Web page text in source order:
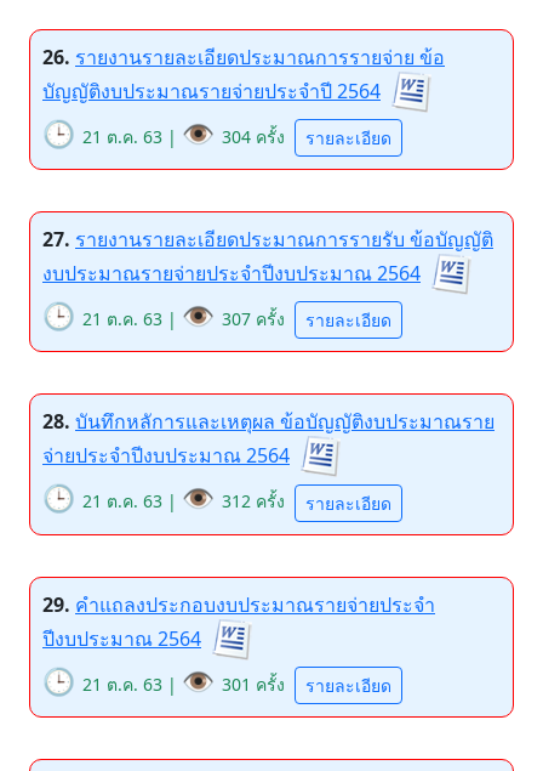
26. รายงานรายละเอียดประมาณการรายจ่าย ข้อ
บัญญัติงบประมาณรายจ่ายประจำปี 2564
🕒 21 ต.ค. 63 | 👁️ 304 ครั้ง รายละเอียด
27. รายงานรายละเอียดประมาณการรายรับ ข้อบัญญัติ
งบประมาณรายจ่ายประจำปีงบประมาณ 2564
🕒 21 ต.ค. 63 | 👁️ 307 ครั้ง รายละเอียด
28. บันทึกหลัการและเหตุผล ข้อบัญญัติงบประมาณราย
จ่ายประจำปีงบประมาณ 2564
🕒 21 ต.ค. 63 | 👁️ 312 ครั้ง รายละเอียด
29. คำแถลงประกอบงบประมาณรายจ่ายประจำ
ปีงบประมาณ 2564
🕒 21 ต.ค. 63 | 👁️ 301 ครั้ง รายละเอียด